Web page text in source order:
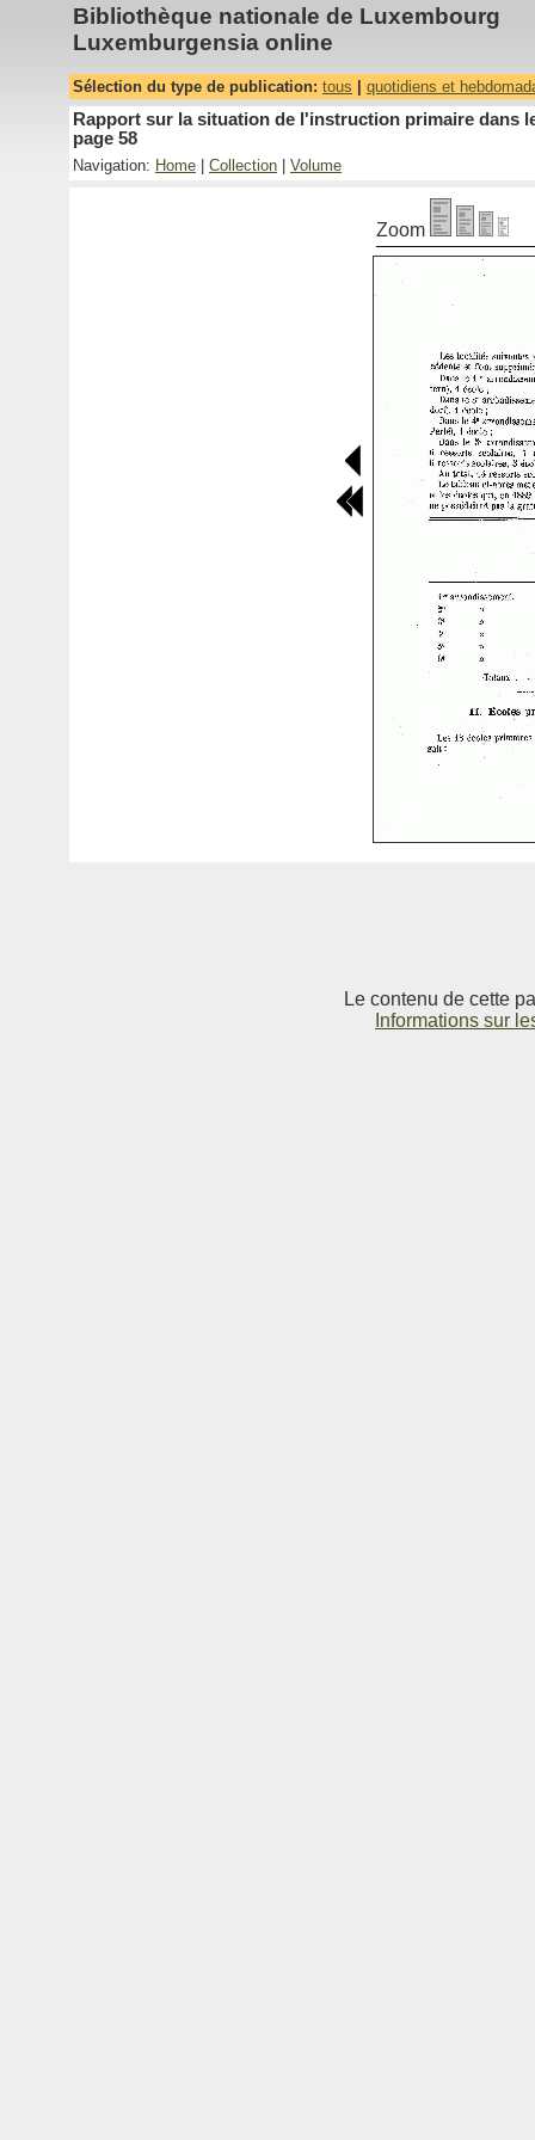
Bibliothèque nationale de Luxembourg
Luxemburgensia online
Sélection du type de publication: tous quotidiens et
Rapport sur la situation de l'instruction primaire dans
page 58
Navigation: Home Collection Volume
Zoom
Le contenu de cette
Informations sur